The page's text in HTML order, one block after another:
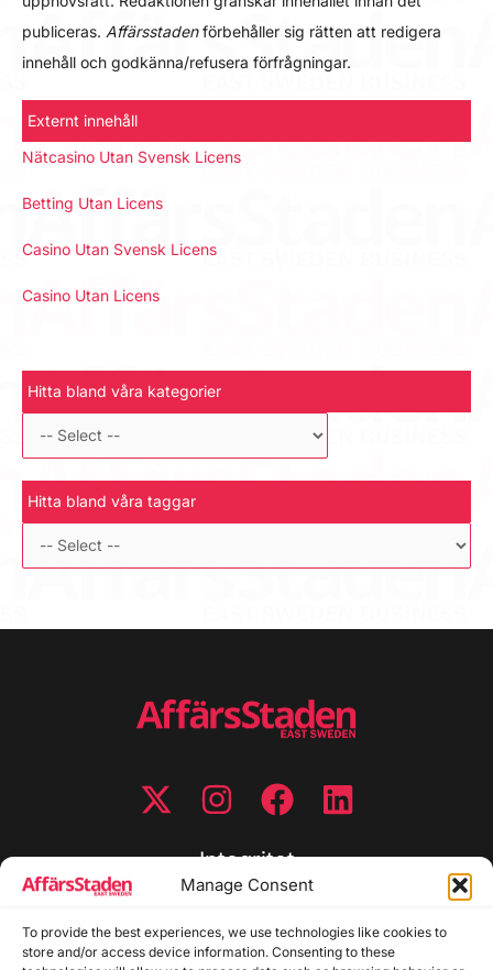
Manage Consent
To provide the best experiences, we use technologies like cookies to
store and/or access device information. Consenting to these
publiceras. Affärsstadenförbehåller sig rätten att redigera
innehåll och godkänna/refusera förfrågningar.
Externt innehåll
Nätcasino Utan Svensk Licens
Betting Utan Licens
Casino Utan Svensk Licens
Casino Utan Licens
Hitta bland våra kategorier
Hitta bland våra taggar
Integritet
Cookiepolicy
Disclaimer